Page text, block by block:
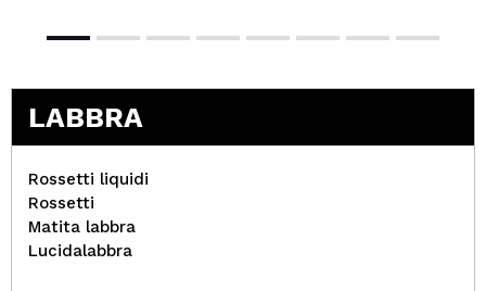
LABBRA
Rossetti liquidi
Rossetti
Matita labbra
Lucidalabbra